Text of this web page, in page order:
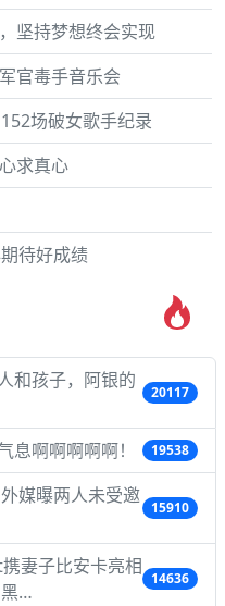
坚持梦想终会实现
官毒手音乐会
场破女歌手纪录
求真心
待好成绩
和孩子，阿银的
20117
啊啊啊啊啊！ 19538
媒曝两人未受邀
15910
妻子比安卡亮相
…
14636